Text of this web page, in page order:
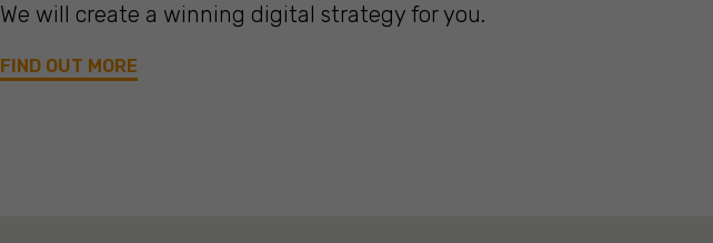
We will create a winning digital strategy for you.
FIND OUT MORE